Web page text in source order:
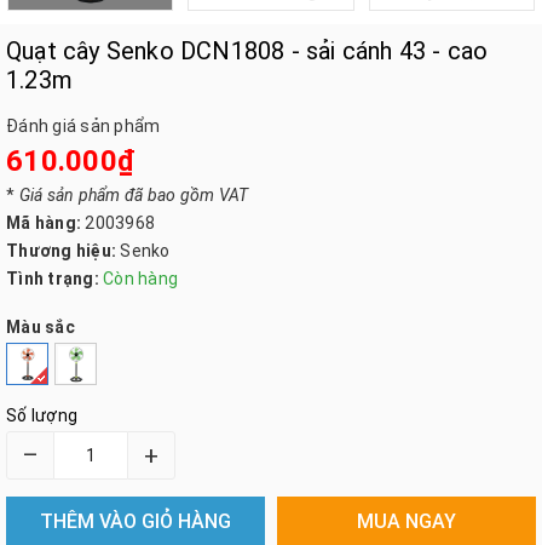
Quạt cây Senko DCN1808 - sải cánh 43 - cao
1.23m
Đánh giá sản phẩm
610.000₫
* Giá sản phẩm đã bao gồm VAT
Mã hàng: 2003968
Thương hiệu: Senko
Tình trạng: Còn hàng
Màu sắc
Số lượng
– +
THÊM VÀO GIỎ HÀNG MUA NGAY